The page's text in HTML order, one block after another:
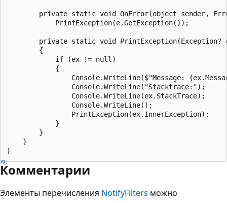
private static void OnError(object sender,
            PrintException(e.GetException());
private static void PrintException(Exception?
        {
            if (ex != null)
            {
Console.WriteLine($"Message:
                Console.WriteLine("Stacktrace:");
                Console.WriteLine(ex.StackTrace);
                Console.WriteLine();
                PrintException(ex.InnerException);
            }
        }
    }
Комментарии
Элементы перечисления NotifyFilters можно